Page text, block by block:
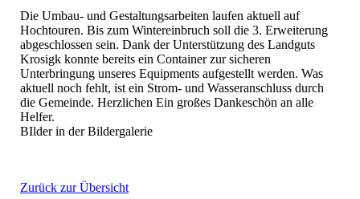
Die Umbau- und Gestaltungsarbeiten laufen aktuell auf
Hochtouren. Bis zum Wintereinbruch soll die 3. Erweiterung
abgeschlossen sein. Dank der Unterstützung des Landguts
Krosigk konnte bereits ein Container zur sicheren
Unterbringung unseres Equipments aufgestellt werden. Was
aktuell noch fehlt, ist ein Strom- und Wasseranschluss durch
die Gemeinde. Herzlichen Ein großes Dankeschön an alle
Helfer.
BIlder in der Bildergalerie
Zurück zur Übersicht